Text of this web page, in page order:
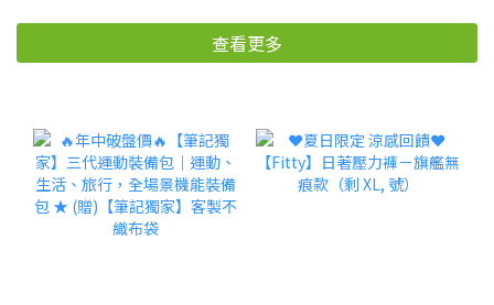
查看更多